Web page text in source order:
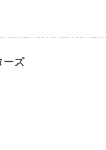
ーズ